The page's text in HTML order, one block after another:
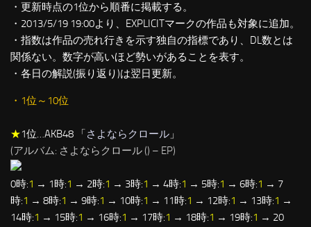
・更新時点の1位から順番に掲載する。
・2013/5/19 19:00より、EXPLICITマークの作品も対象に追加。
・指数は作品の売れ行きを示す独自の指標であり、DL数とは
関係ない。数字が高いほど勢いがあることを表す。
・各日の解説(振り返り)は翌日更新。
・1位～10位
★1位…AKB48 「さよならクロール 」
(アルバム: さよならクロール () – EP)
0時:1 → 1時:1 → 2時:1 → 3時:1 → 4時:1 → 5時:1 → 6時:1 → 7
時:1 → 8時:1 → 9時:1 → 10時:1 → 11時:1 → 12時:1 → 13時:1 →
14時:1 → 15時:1 → 16時:1 → 17時:1 → 18時:1 → 19時:1 → 20